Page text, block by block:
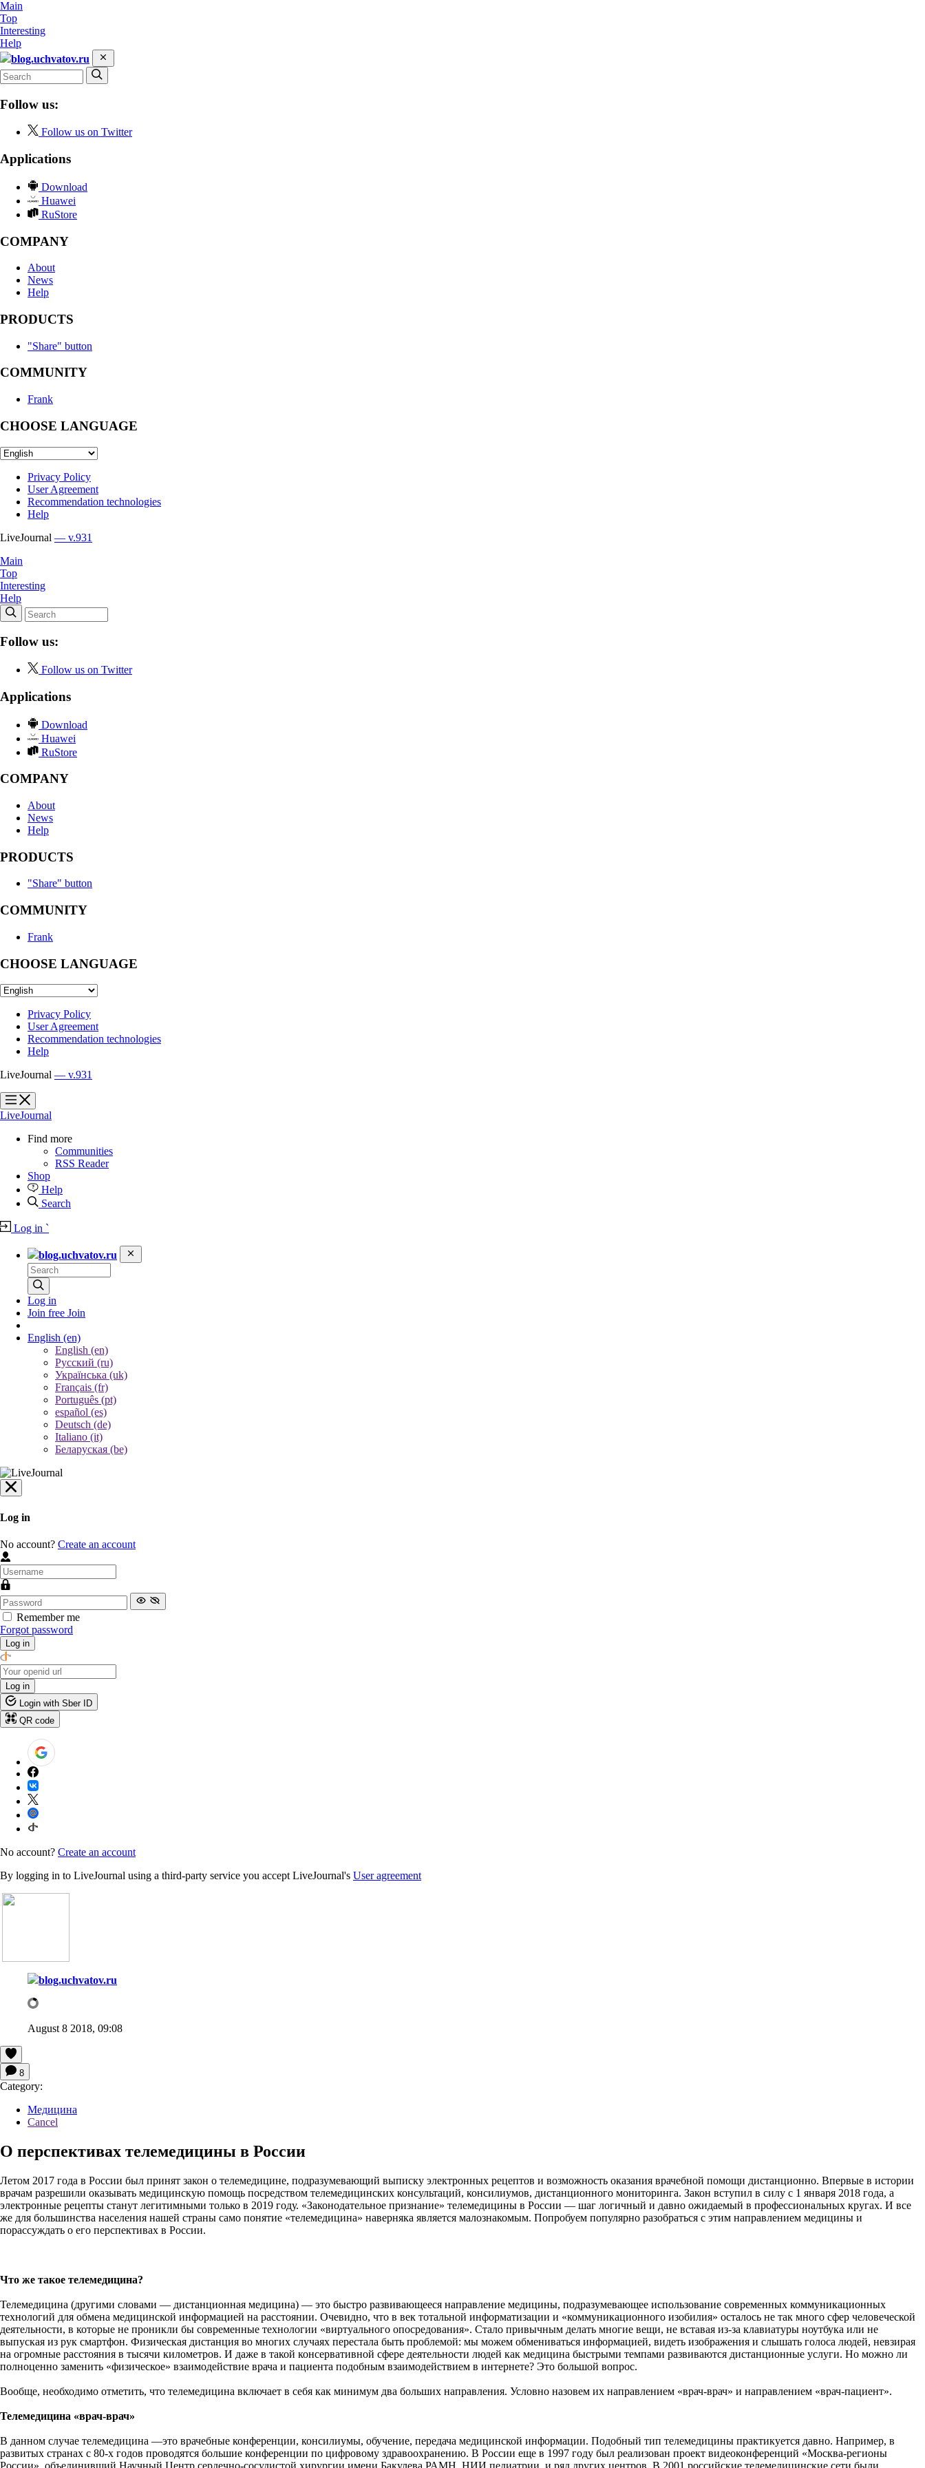
Main
Top
Interesting
Help
blog.uchvatov.ru
Follow us:
Follow us on Twitter
Applications
Download
Huawei
RuStore
COMPANY
About
News
Help
PRODUCTS
"Share" button
COMMUNITY
Frank
CHOOSE LANGUAGE
Privacy Policy
User Agreement
Recommendation technologies
Help
LiveJournal — v.931
Main
Top
Interesting
Help
Follow us:
Follow us on Twitter
Applications
Download
Huawei
RuStore
COMPANY
About
News
Help
PRODUCTS
"Share" button
COMMUNITY
Frank
CHOOSE LANGUAGE
Privacy Policy
User Agreement
Recommendation technologies
Help
LiveJournal — v.931
?
?
LiveJournal
Find more
Communities
RSS Reader
Shop
Help
Search
Log in `
blog.uchvatov.ru
Log in
Join free Join
English (en)
English (en)
Русский (ru)
Українська (uk)
Français (fr)
Português (pt)
español (es)
Deutsch (de)
Italiano (it)
Беларуская (be)
Log in
No account? Create an account
Remember me
Forgot password
Log in
Log in
Login with Sber ID
QR code
No account? Create an account
By logging in to LiveJournal using a third-party service you accept LiveJournal's User agreement
blog.uchvatov.ru
August 8 2018, 09:08
8
Category:
Медицина
Cancel
О перспективах телемедицины в России
Летом 2017 года в России был принят закон о телемедицине, подразумевающий выписку электронных рецептов и возможность оказания врачебной помощи дистанционно. Впервые в истории
врачам разрешили оказывать медицинскую помощь посредством телемедицинских консультаций, консилиумов, дистанционного мониторинга. Закон вступил в силу с 1 января 2018 года, а
электронные рецепты станут легитимными только в 2019 году. «Законодательное признание» телемедицины в России — шаг логичный и давно ожидаемый в профессиональных кругах. И все
же для большинства населения нашей страны само понятие «телемедицина» наверняка является малознакомым. Попробуем популярно разобраться с этим направлением медицины и
порассуждать о его перспективах в России.
Что же такое телемедицина?
Телемедицина (другими словами — дистанционная медицина) — это быстро развивающееся направление медицины, подразумевающее использование современных коммуникационных
технологий для обмена медицинской информацией на расстоянии. Очевидно, что в век тотальной информатизации и «коммуникационного изобилия» осталось не так много сфер человеческой
деятельности, в которые не проникли бы современные технологии «виртуального опосредования». Стало привычным делать многие вещи, не вставая из-за клавиатуры ноутбука или не
выпуская из рук смартфон. Физическая дистанция во многих случаях перестала быть проблемой: мы можем обмениваться информацией, видеть изображения и слышать голоса людей, невзирая
на огромные расстояния в тысячи километров. И даже в такой консервативной сфере деятельности людей как медицина быстрыми темпами развиваются дистанционные услуги. Но можно ли
полноценно заменить «физическое» взаимодействие врача и пациента подобным взаимодействием в интернете? Это большой вопрос.
Вообще, необходимо отметить, что телемедицина включает в себя как минимум два больших направления. Условно назовем их направлением «врач-врач» и направлением «врач-пациент».
Телемедицина «врач-врач»
В данном случае телемедицина —это врачебные конференции, консилиумы, обучение, передача медицинской информации. Подобный тип телемедицины практикуется давно. Например, в
развитых странах с 80-х годов проводятся большие конференции по цифровому здравоохранению. В России еще в 1997 году был реализован проект видеоконференций «Москва-регионы
России», объединивший Научный Центр сердечно-сосудистой хирургии имени Бакулева РАМН, НИИ педиатрии, и ряд других центров. В 2001 российские телемедицинские сети были